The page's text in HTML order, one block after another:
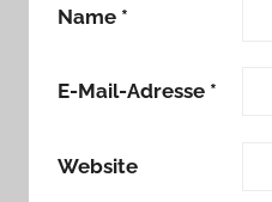
Name *
E-Mail-Adresse *
Website